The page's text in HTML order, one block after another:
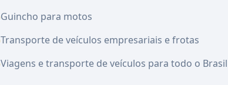
Guincho para motos
Transporte de veículos empresariais e frotas
Viagens e transporte de veículos para todo o Brasil